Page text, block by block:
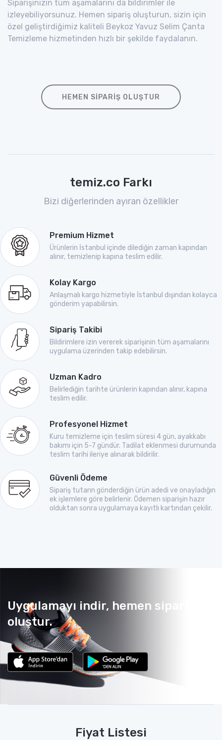
Siparişinizin tüm aşamalarını da bildirimler ile
izleyebiliyorsunuz. Hemen sipariş oluşturun, sizin için
özel geliştirdiğimiz kaliteli Beykoz Yavuz Selim Çanta
Temizleme hizmetinden hızlı bir şekilde faydalanın.
HEMEN SIPARIŞ OLUŞTUR
temiz.co Farkı
Bizi diğerlerinden ayıran özellikler
Premium Hizmet
Ürünlerin İstanbul içinde dilediğin zaman kapından
alınır, temizlenip kapına teslim edilir.
Kolay Kargo
Anlaşmalı kargo hizmetiyle İstanbul dışından kolayca
gönderim yapabilirsin.
Sipariş Takibi
Bildirimlere izin vererek siparişinin tüm aşamalarını
uygulama üzerinden takip edebilirsin.
Uzman Kadro
Belirlediğin tarihte ürünlerin kapından alınır, kapına
teslim edilir.
Profesyonel Hizmet
Kuru temizleme için teslim süresi 4 gün, ayakkabı
bakımı için 5-7 gündür. Tadilat eklenmesi durumunda
teslim tarihi ileriye alınarak bildirilir.
Güvenli Ödeme
Sipariş tutarın gönderdiğin ürün adedi ve onayladığın
ek işlemlere göre belirlenir. Ödemen siparişin hazır
olduktan sonra uygulamaya kayıtlı kartından çekilir.
Uygulamayı indir, hemen sipariş
oluştur.
Fiyat Listesi